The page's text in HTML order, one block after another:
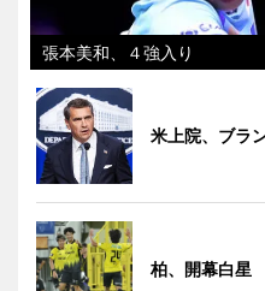
張本美和、４強入り
米上院、ブラ
柏、開幕白星